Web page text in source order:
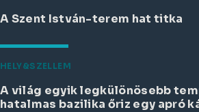
A Szent István-terem hat titka
HELY&SZELLEM
A világ egyik legkülönösebb
hatalmas bazilika őriz egy apró